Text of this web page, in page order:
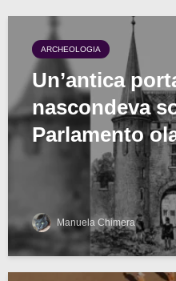
ARCHEOLOGIA
Un’antica
nascondeva
Parlamento
Manuela Chimera